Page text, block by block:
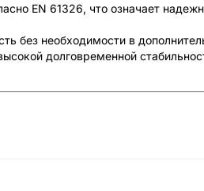
EN 61326, что означает
без необходимости в
долговременной